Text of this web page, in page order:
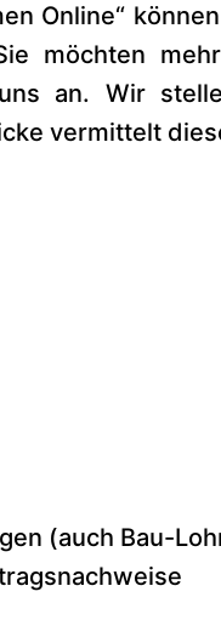
Online“
möchten
an. Wir
vermittelt
(auch Bau-